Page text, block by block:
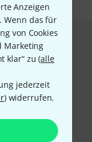
Anzeigen
Wenn das für
von Cookies
Marketing
klar“ zu (alle
jederzeit
) widerrufen.
bezahlen
,